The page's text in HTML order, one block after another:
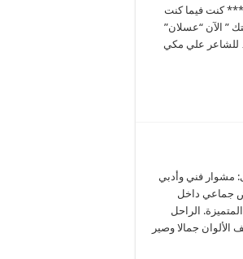
*** كنت فيما كنت
” الآن “عسلان”
للشاعر علي مكي
مشوار فني وأدبي
شارك في أكثر من 20 معرض شخصي و 350 معرض جماعي داخل
الراحل
جمالا وصير